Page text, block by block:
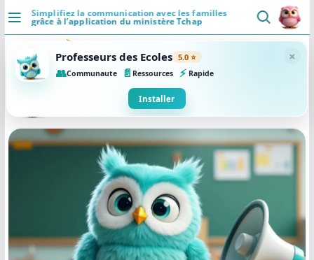
PasserSimplifiez la communication avec les familles
grâce à l’application du ministère Tchap
DÉCOUVRIR
Accueil
Actualités
VIE PROFESSIONNELLE
CRPE
Professeurs des Ecoles 5.0 ⭐
👥Communaute 📄 Ressources ⚡ Rapide
×
Installer